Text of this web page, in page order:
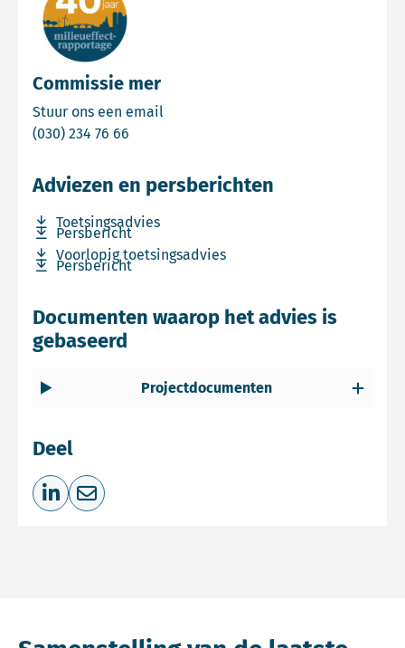
Commissie mer
Stuur ons een email
(030) 234 76 66
Adviezen en persberichten
Toetsingsadvies
Download bestand Toetsingsadvies
Persbericht
Download bestand Persbericht
Voorlopig toetsingsadvies
Download bestand Voorlopig toetsingsadvies
Persbericht
Download bestand Persbericht
Documenten waarop het advies is
gebaseerd
Projectdocumenten
Deel
Deel op LinkedIn
Deel via e-mail